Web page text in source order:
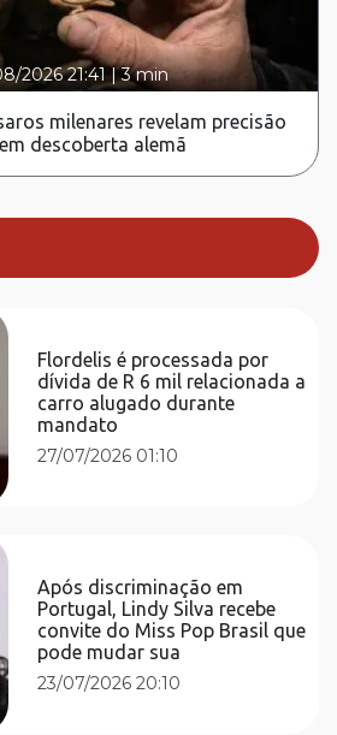
2026 21:41 |3 min
milenares revelam precisão
descoberta alemã
Flordelis é processada por
dívida de R 6 mil relacionada a
carro alugado durante
mandato
27/07/2026 01:10
Após discriminação em
Portugal, Lindy Silva recebe
convite do Miss Pop Brasil que
pode mudar sua
23/07/2026 20:10